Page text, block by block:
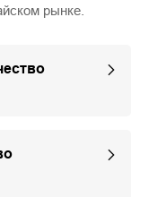
рынке.